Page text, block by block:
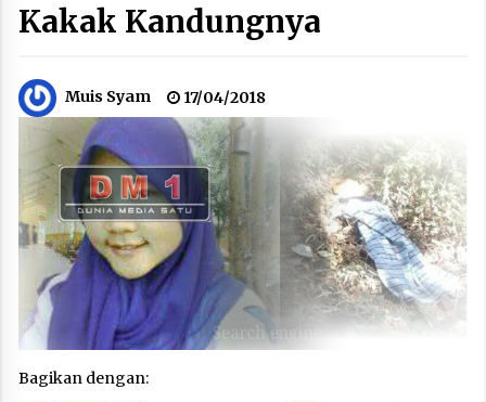
Kakak Kandungnya
Muis Syam 17/04/2018
Bagikan dengan: